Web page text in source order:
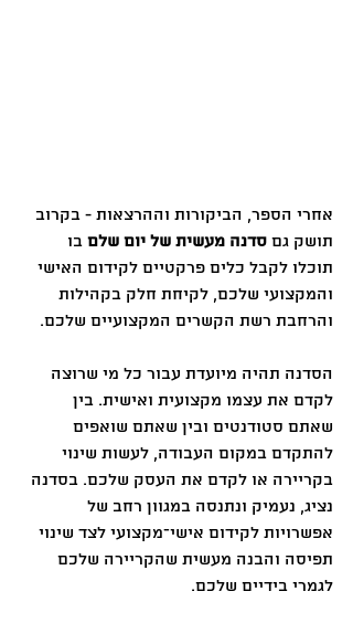
אחרי הספר, הביקורות וההרצאות - בקרוב
תושק גם סדנה מעשית של יום שלם בו
תוכלו לקבל כלים פרקטיים לקידום האישי
והמקצועי שלכם, לקיחת חלק בקהילות
והרחבת רשת הקשרים המקצועיים שלכם.
הסדנה תהיה מיועדת עבור כל מי שרוצה
לקדם את עצמו מקצועית ואישית. בין
שאתם סטודנטים ובין שאתם שואפים
להתקדם במקום העבודה, לעשות שינוי
בקריירה או לקדם את העסק שלכם. בסדנה
נציג, נעמיק ונתנסה במגוון רחב של
אפשרויות לקידום אישי־מקצועי לצד שינוי
תפיסה והבנה מעשית שהקריירה שלכם
לגמרי בידיים שלכם.